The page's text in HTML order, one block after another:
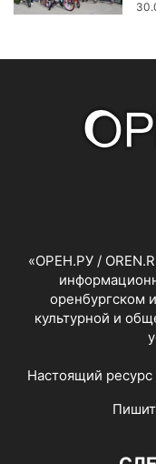
«ОРЕН.РУ /
оренбургском
культурной и
Настоящий